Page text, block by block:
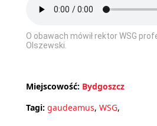
O obawach mówił rektor WSG
Olszewski.
Miejscowość: Bydgoszcz
Tagi: gaudeamus, WSG,